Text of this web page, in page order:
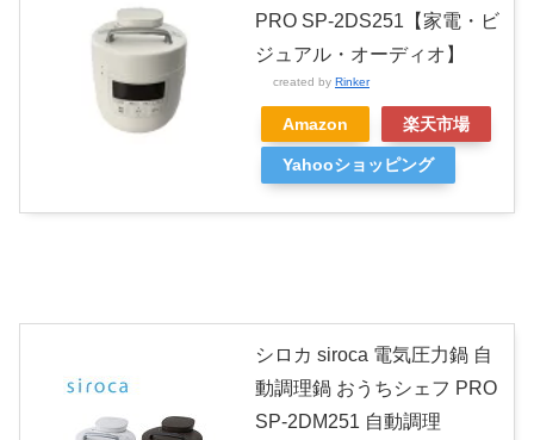
PRO SP-2DS251【家電・ビ
ジュアル・オーディオ】
created by Rinker
Amazon 楽天市場
Yahooショッピング
シロカ siroca 電気圧力鍋 自
動調理鍋 おうちシェフ PRO
SP-2DM251 自動調理